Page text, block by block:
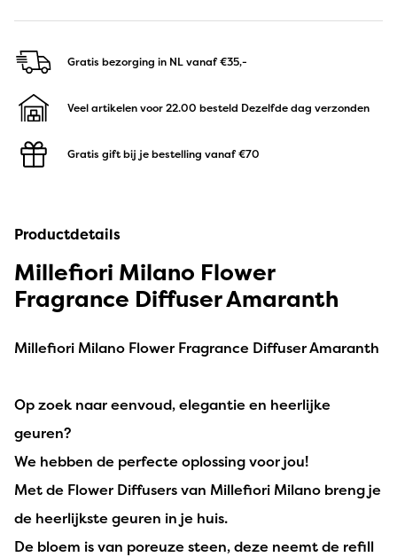
Gratis bezorging in NLvanaf €35,-
Veel artikelen voor 22.00 besteld Dezelfde dag verzonden
Gratis gift bij je bestelling vanaf €70
Productdetails
Millefiori Milano Flower
Fragrance Diffuser Amaranth
Millefiori Milano Flower Fragrance Diffuser Amaranth
Op zoek naar eenvoud, elegantie en heerlijke
geuren?
We hebben de perfecte oplossing voor jou!
Met de Flower Diffusers van Millefiori Milano breng je
de heerlijkste geuren in je huis.
De bloem is van poreuze steen, deze neemt de refill